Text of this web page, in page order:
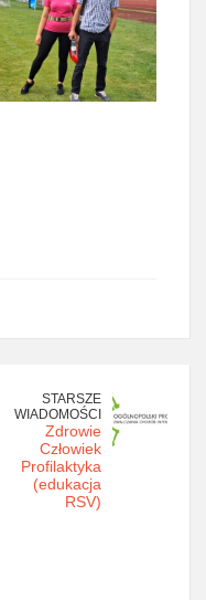
STARSZE
WIADOMOŚCI
Zdrowie
Człowiek
Profilaktyka
(edukacja
RSV)